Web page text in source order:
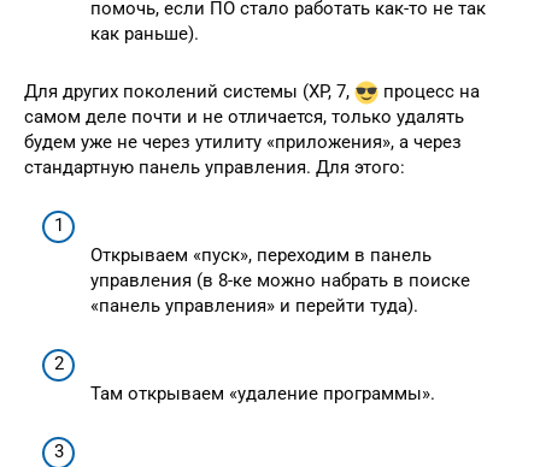
помочь, если ПО стало работать как-то не так
как раньше).
Для других поколений системы (XP, 7,
процесс на
самом деле почти и не отличается, только удалять
будем уже не через утилиту «приложения», а через
стандартную панель управления. Для этого:
Открываем «пуск», переходим в панель
управления (в 8-ке можно набрать в поиске
«панель управления» и перейти туда).
Там открываем «удаление программы».